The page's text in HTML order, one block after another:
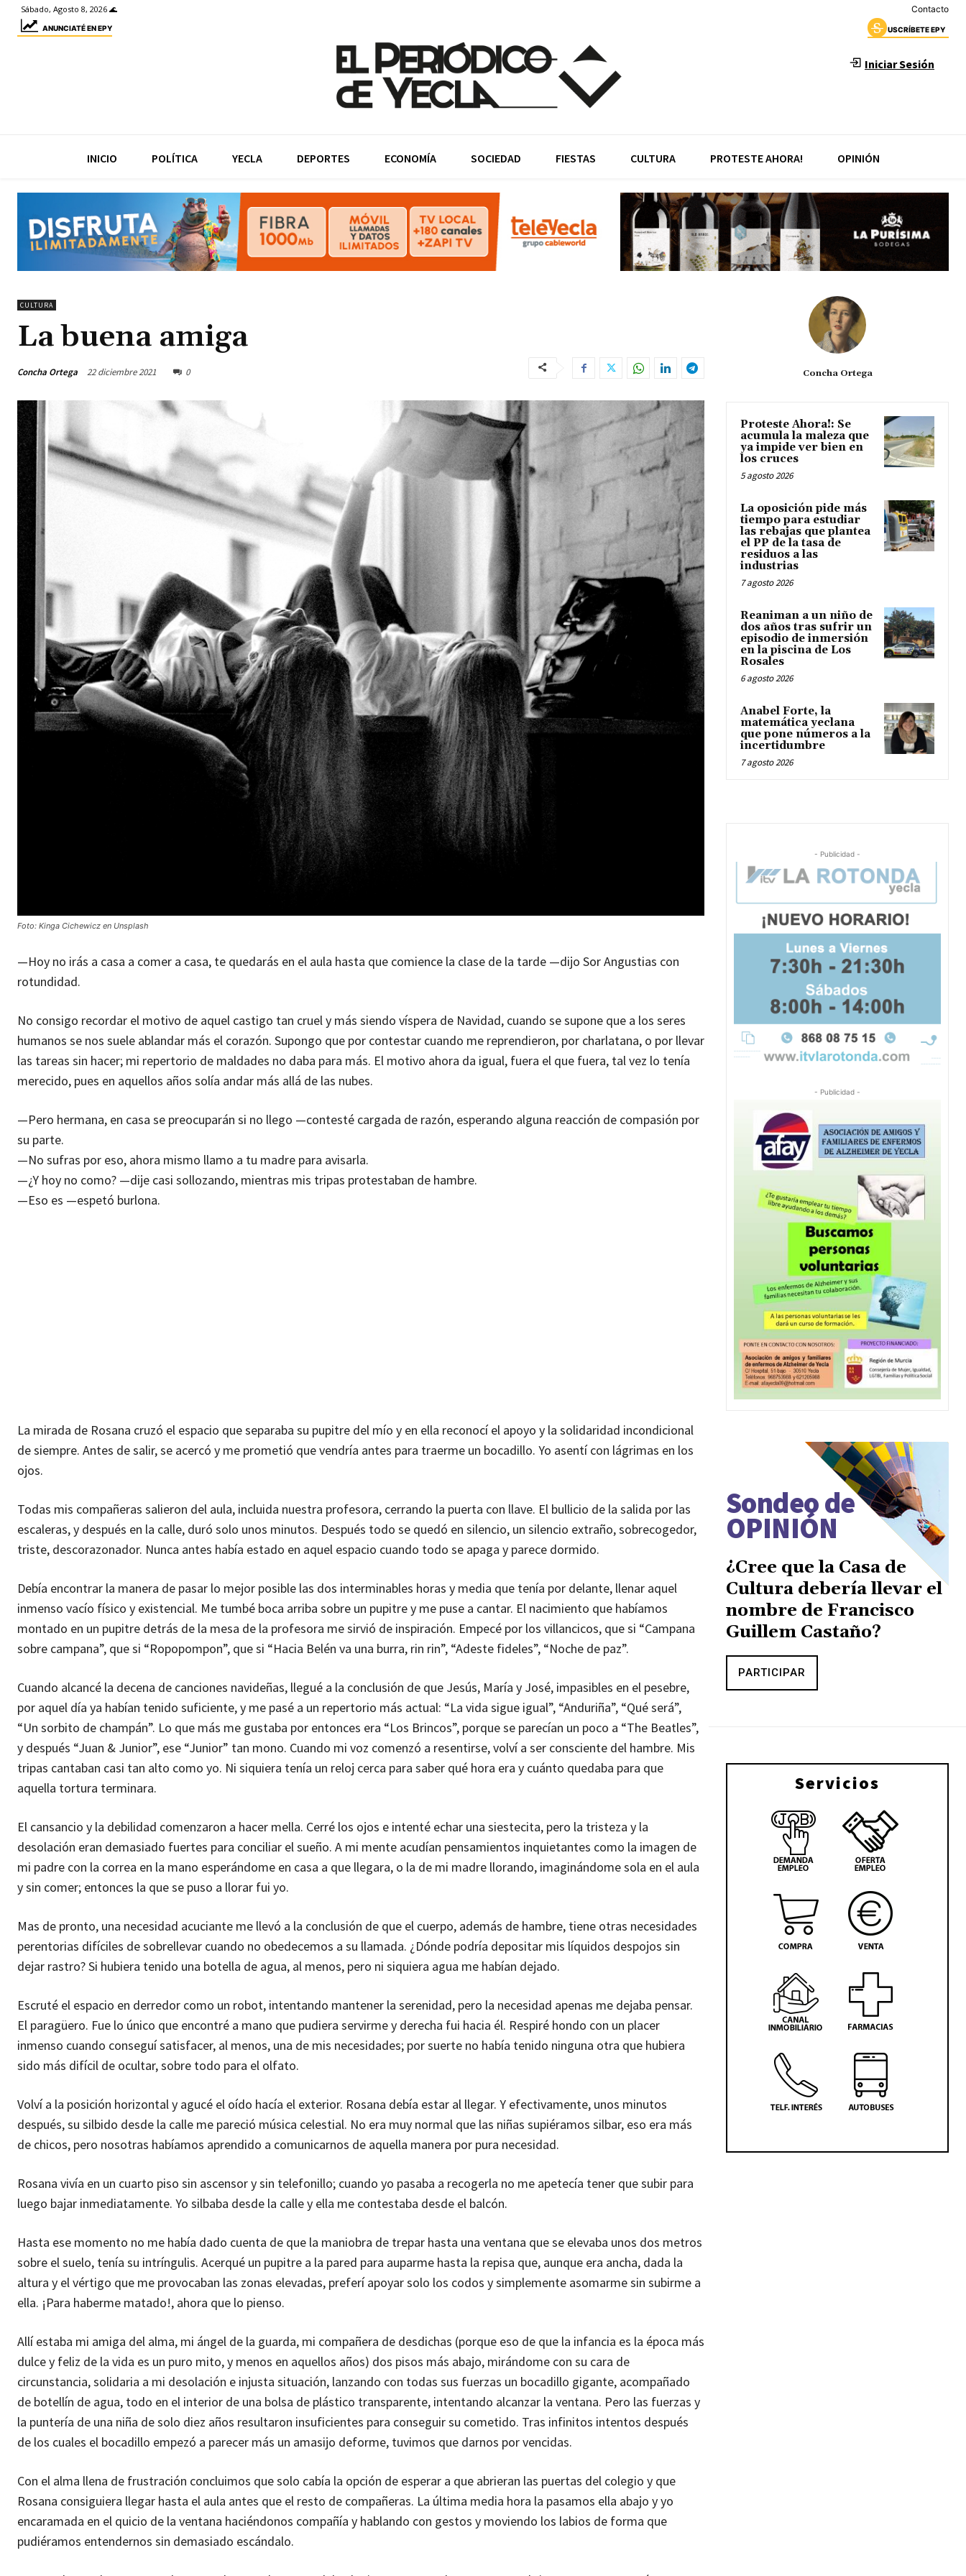
Sábado, Agosto 8, 2026 🌊 Contacto
ANUNCIATÉ EN EPY USCRÍBETE EPY
Iniciar Sesión
INICIO POLÍTICA YECLA DEPORTES ECONOMÍA SOCIEDAD FIESTAS CULTURA PROTESTE AHORA! OPINIÓN
CULTURA
La buena amiga
Concha Ortega 22 diciembre 2021 0
Foto: Kinga Cichewicz en Unsplash
—Hoy no irás a casa a comer a casa, te quedarás en el aula hasta que comience la clase de la tarde —dijo Sor Angustias con
rotundidad.
No consigo recordar el motivo de aquel castigo tan cruel y más siendo víspera de Navidad, cuando se supone que a los seres
humanos se nos suele ablandar más el corazón. Supongo que por contestar cuando me reprendieron, por charlatana, o por llevar
las tareas sin hacer; mi repertorio de maldades no daba para más. El motivo ahora da igual, fuera el que fuera, tal vez lo tenía
merecido, pues en aquellos años solía andar más allá de las nubes.
—Pero hermana, en casa se preocuparán si no llego —contesté cargada de razón, esperando alguna reacción de compasión por
su parte.
—No sufras por eso, ahora mismo llamo a tu madre para avisarla.
—¿Y hoy no como? —dije casi sollozando, mientras mis tripas protestaban de hambre.
—Eso es —espetó burlona.
La mirada de Rosana cruzó el espacio que separaba su pupitre del mío y en ella reconocí el apoyo y la solidaridad incondicional
de siempre. Antes de salir, se acercó y me prometió que vendría antes para traerme un bocadillo. Yo asentí con lágrimas en los
ojos.
Todas mis compañeras salieron del aula, incluida nuestra profesora, cerrando la puerta con llave. El bullicio de la salida por las
escaleras, y después en la calle, duró solo unos minutos. Después todo se quedó en silencio, un silencio extraño, sobrecogedor,
triste, descorazonador. Nunca antes había estado en aquel espacio cuando todo se apaga y parece dormido.
Debía encontrar la manera de pasar lo mejor posible las dos interminables horas y media que tenía por delante, llenar aquel
inmenso vacío físico y existencial. Me tumbé boca arriba sobre un pupitre y me puse a cantar. El nacimiento que habíamos
montado en un pupitre detrás de la mesa de la profesora me sirvió de inspiración. Empecé por los villancicos, que si “Campana
sobre campana”, que si “Ropopompon”, que si “Hacia Belén va una burra, rin rin”, “Adeste fideles”, “Noche de paz”.
Cuando alcancé la decena de canciones navideñas, llegué a la conclusión de que Jesús, María y José, impasibles en el pesebre,
por aquel día ya habían tenido suficiente, y me pasé a un repertorio más actual: “La vida sigue igual”, “Anduriña”, “Qué será”,
“Un sorbito de champán”. Lo que más me gustaba por entonces era “Los Brincos”, porque se parecían un poco a “The Beatles”,
y después “Juan & Junior”, ese “Junior” tan mono. Cuando mi voz comenzó a resentirse, volví a ser consciente del hambre. Mis
tripas cantaban casi tan alto como yo. Ni siquiera tenía un reloj cerca para saber qué hora era y cuánto quedaba para que
aquella tortura terminara.
El cansancio y la debilidad comenzaron a hacer mella. Cerré los ojos e intenté echar una siestecita, pero la tristeza y la
desolación eran demasiado fuertes para conciliar el sueño. A mi mente acudían pensamientos inquietantes como la imagen de
mi padre con la correa en la mano esperándome en casa a que llegara, o la de mi madre llorando, imaginándome sola en el aula
y sin comer; entonces la que se puso a llorar fui yo.
Mas de pronto, una necesidad acuciante me llevó a la conclusión de que el cuerpo, además de hambre, tiene otras necesidades
perentorias difíciles de sobrellevar cuando no obedecemos a su llamada. ¿Dónde podría depositar mis líquidos despojos sin
dejar rastro? Si hubiera tenido una botella de agua, al menos, pero ni siquiera agua me habían dejado.
Escruté el espacio en derredor como un robot, intentando mantener la serenidad, pero la necesidad apenas me dejaba pensar.
El paragüero. Fue lo único que encontré a mano que pudiera servirme y derecha fui hacia él. Respiré hondo con un placer
inmenso cuando conseguí satisfacer, al menos, una de mis necesidades; por suerte no había tenido ninguna otra que hubiera
sido más difícil de ocultar, sobre todo para el olfato.
Volví a la posición horizontal y agucé el oído hacía el exterior. Rosana debía estar al llegar. Y efectivamente, unos minutos
después, su silbido desde la calle me pareció música celestial. No era muy normal que las niñas supiéramos silbar, eso era más
de chicos, pero nosotras habíamos aprendido a comunicarnos de aquella manera por pura necesidad.
Rosana vivía en un cuarto piso sin ascensor y sin telefonillo; cuando yo pasaba a recogerla no me apetecía tener que subir para
luego bajar inmediatamente. Yo silbaba desde la calle y ella me contestaba desde el balcón.
Hasta ese momento no me había dado cuenta de que la maniobra de trepar hasta una ventana que se elevaba unos dos metros
sobre el suelo, tenía su intríngulis. Acerqué un pupitre a la pared para auparme hasta la repisa que, aunque era ancha, dada la
altura y el vértigo que me provocaban las zonas elevadas, preferí apoyar solo los codos y simplemente asomarme sin subirme a
ella. ¡Para haberme matado!, ahora que lo pienso.
Allí estaba mi amiga del alma, mi ángel de la guarda, mi compañera de desdichas (porque eso de que la infancia es la época más
dulce y feliz de la vida es un puro mito, y menos en aquellos años) dos pisos más abajo, mirándome con su cara de
circunstancia, solidaria a mi desolación e injusta situación, lanzando con todas sus fuerzas un bocadillo gigante, acompañado
de botellín de agua, todo en el interior de una bolsa de plástico transparente, intentando alcanzar la ventana. Pero las fuerzas y
la puntería de una niña de solo diez años resultaron insuficientes para conseguir su cometido. Tras infinitos intentos después
de los cuales el bocadillo empezó a parecer más un amasijo deforme, tuvimos que darnos por vencidas.
Con el alma llena de frustración concluimos que solo cabía la opción de esperar a que abrieran las puertas del colegio y que
Rosana consiguiera llegar hasta el aula antes que el resto de compañeras. La última media hora la pasamos ella abajo y yo
encaramada en el quicio de la ventana haciéndonos compañía y hablando con gestos y moviendo los labios de forma que
pudiéramos entendernos sin demasiado escándalo.
Concha Ortega
Proteste Ahora!: Se
acumula la maleza que
ya impide ver bien en
los cruces
5 agosto 2026
La oposición pide más
tiempo para estudiar
las rebajas que plantea
el PP de la tasa de
residuos a las
industrias
7 agosto 2026
Reaniman a un niño de
dos años tras sufrir un
episodio de inmersión
en la piscina de Los
Rosales
6 agosto 2026
Anabel Forte, la
matemática yeclana
que pone números a la
incertidumbre
7 agosto 2026
- Publicidad -
- Publicidad -
Sondeo de
OPINIÓN
¿Cree que la Casa de
Cultura debería llevar el
nombre de Francisco
Guillem Castaño?
PARTICIPAR
Servicios